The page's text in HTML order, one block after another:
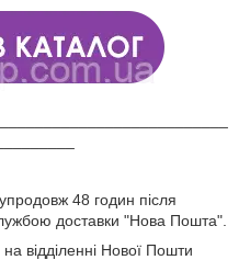
упродовж 48 годин після
доставки "Нова Пошта".
відділенні Нової Пошти